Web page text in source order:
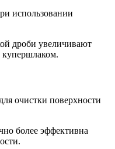
использовании
дроби увеличивают
купершлаком.
очистки поверхности
более эффективна